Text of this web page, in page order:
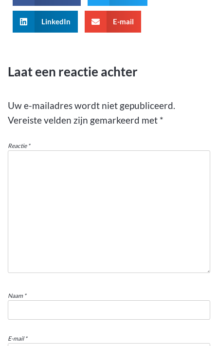
LinkedIn E-mail
Laat een reactie achter
Uw e-mailadres wordt niet gepubliceerd.
Vereiste velden zijn gemarkeerd met *
Reactie *
Naam *
E-mail*